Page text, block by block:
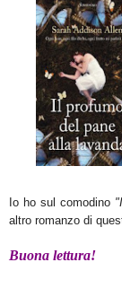
Io ho sul comodino "
altro romanzo di
Buona lettura!